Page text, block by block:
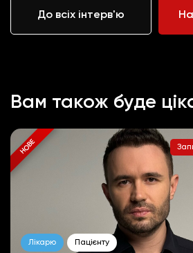
До всіх інтерв'ю
Вам також буде
НОВЕ
Лікарю Пацієнту